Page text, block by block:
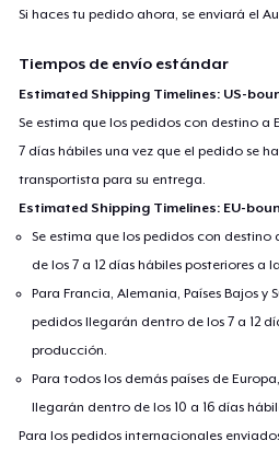
Si haces tu pedido ahora, se enviará el
Tiempos de envío estándar
Estimated Shipping Timelines: US-
Se estima que los pedidos con destino a
7 días hábiles una vez que el pedido se
transportista para su entrega.
Estimated Shipping Timelines: EU-
Se estima que los pedidos con
de los 7 a 12 días hábiles posteriores a
Para Francia, Alemania, Países Bajos y
pedidos llegarán dentro de los 7 a 12
producción.
Para todos los demás países de
llegarán dentro de los 10 a 16 días
Para los pedidos internacionales